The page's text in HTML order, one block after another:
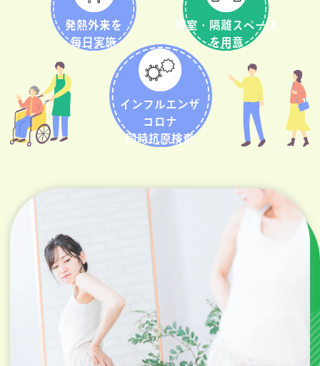
発熱外来を
毎日実施
個室・隔離スペース
を用意
インフルエンザ
コロナ
同時抗原検査